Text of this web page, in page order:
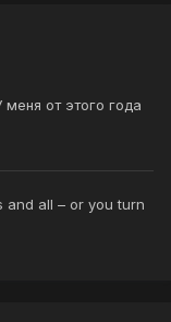
от этого года
and all – or you turn